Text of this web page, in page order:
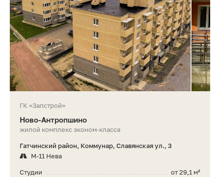
ГК «Запстрой»
Ново-Антропшино
жилой комплекс эконом-класса
Гатчинский район, Коммунар, Славянская ул., 3
М-11 Нева
от 29,1 м²
Студии